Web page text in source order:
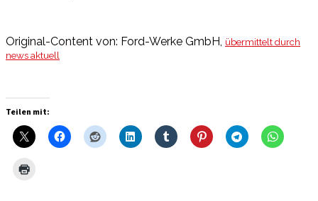
Original-Content von: Ford-Werke GmbH, übermittelt durch
news aktuell
Teilen mit: